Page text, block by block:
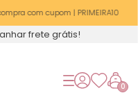
com cupom | PRIMEIRA10
frete grátis!
0